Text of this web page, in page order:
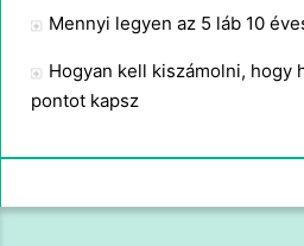
Mennyi legyen az 5 láb 10
Hogyan kell kiszámolni, hogy
pontot kapsz